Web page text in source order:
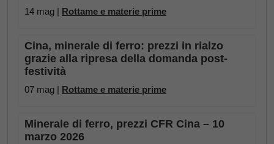
14 mag | Rottame e materie prime
Cina, minerale di ferro: prezzi in rialzo
grazie alla ripresa della domanda post-
festività
07 mag | Rottame e materie prime
Minerale di ferro, prezzi CFR Cina – 10
marzo 2026